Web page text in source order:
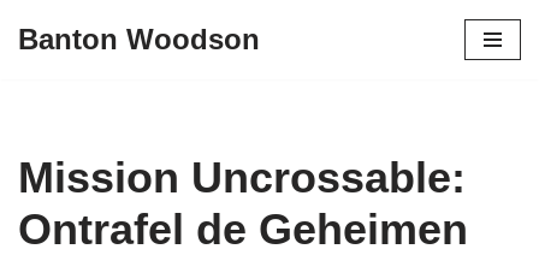
Banton Woodson
Mission Uncrossable:
Ontrafel de Geheimen